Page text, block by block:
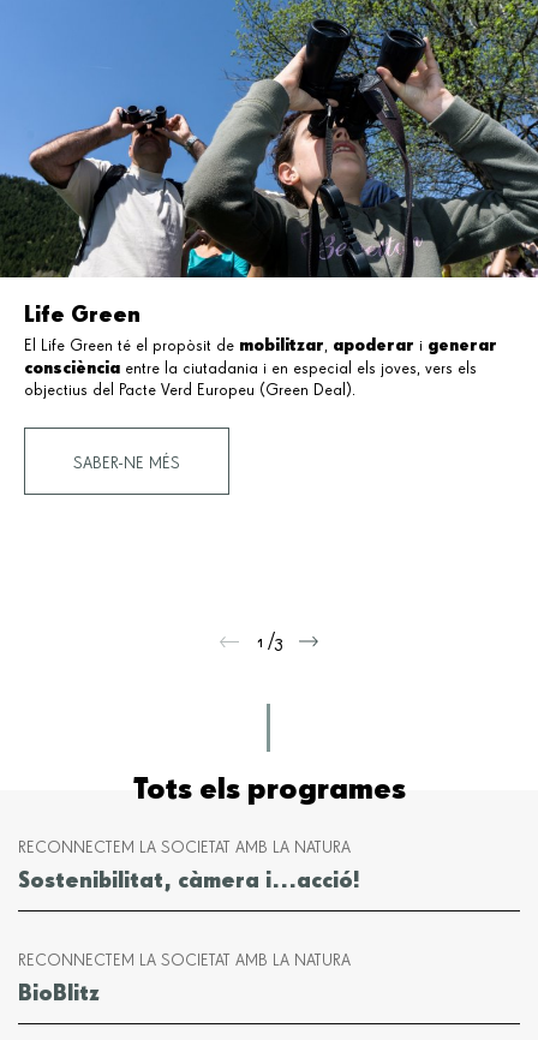
Life Green
El Life Green té el propòsit de mobilitzar, apoderar i generar
consciència entre la ciutadania i en especial els joves, vers els
objectius del Pacte Verd Europeu (Green Deal).
SABER-NE MÉS
Tots els programes
RECONNECTEM LA SOCIETAT AMB LA NATURA
Sostenibilitat, càmera i...acció!
RECONNECTEM LA SOCIETAT AMB LA NATURA
BioBlitz